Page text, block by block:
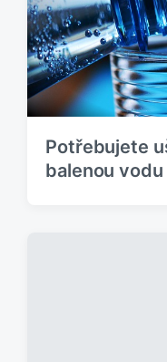
Potřebujete
balenou vodu